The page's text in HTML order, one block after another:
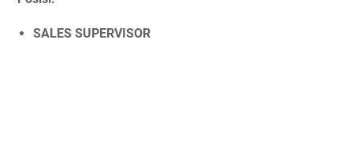
SALES SUPERVISOR